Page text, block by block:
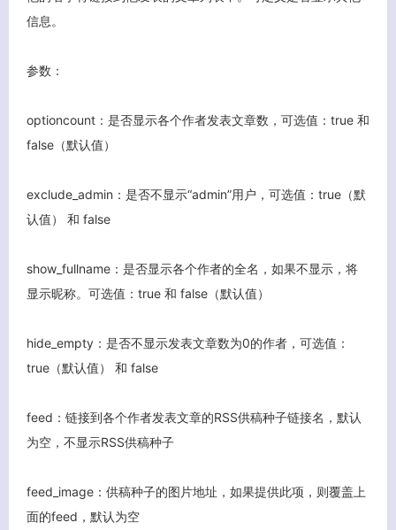
信息。
参数：
optioncount：是否显示各个作者发表文章数，可选值：true 和
false（默认值）
exclude_admin：是否不显示“admin”用户，可选值：true（默
认值） 和 false
show_fullname：是否显示各个作者的全名，如果不显示，将
显示昵称。可选值：true 和 false（默认值）
hide_empty：是否不显示发表文章数为0的作者，可选值：
true（默认值） 和 false
feed：链接到各个作者发表文章的RSS供稿种子链接名，默认
为空，不显示RSS供稿种子
feed_image：供稿种子的图片地址，如果提供此项，则覆盖上
面的feed，默认为空